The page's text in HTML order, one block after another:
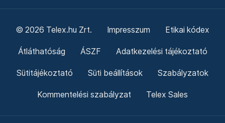
© 2026 Telex.hu Zrt. Impresszum Etikai kódex
Átláthatóság ÁSZF Adatkezelési tájékoztató
Sütitájékoztató Süti beállítások Szabályzatok
Kommentelési szabályzat Telex Sales